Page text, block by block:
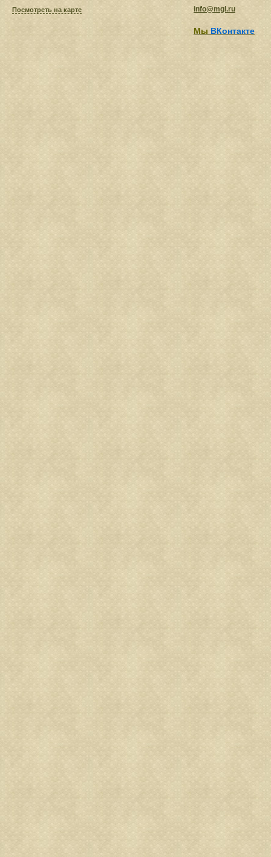
Посмотреть на карте info@mgl.ru
Мы ВКонтакте